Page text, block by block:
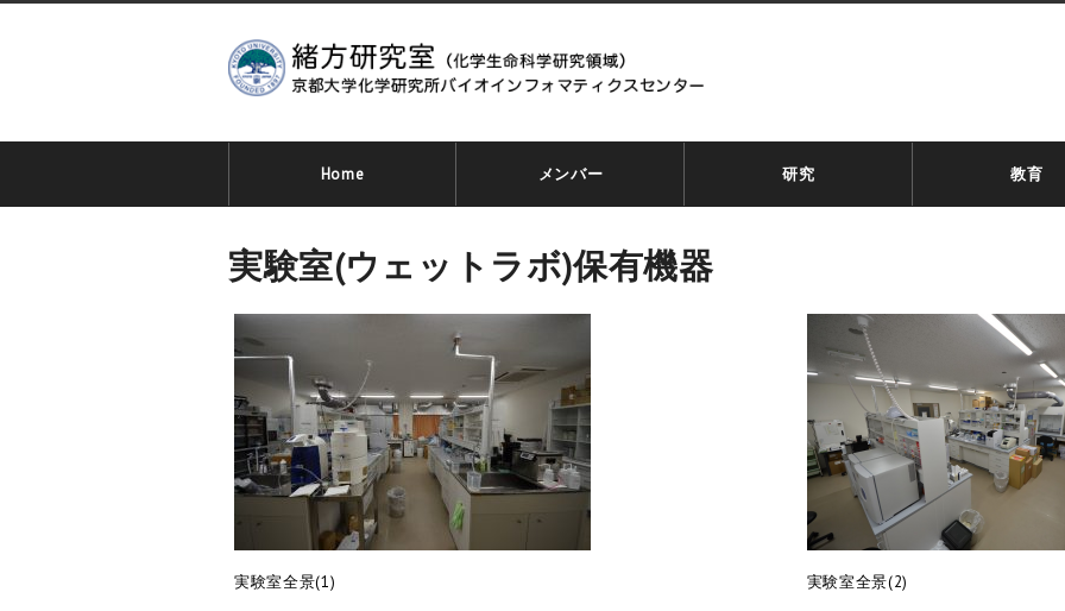
Home メンバー 研究 教育
実験室(ウェットラボ)保有機器
実験室全景(1) 実験室全景(2)